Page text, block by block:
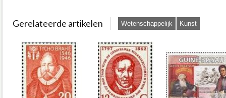
Gerelateerde artikelen Wetenschappelijk Kunst